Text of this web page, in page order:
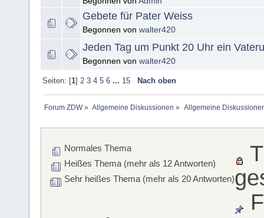
Gebete für Pater Weiss
Begonnen von walter420
Jeden Tag um Punkt 20 Uhr ein
Begonnen von walter420
Seiten: [1] 2 3 4 5 6 ... 15 Nach oben
Forum ZDW» Allgemeine Diskussionen » Allgemeine
Normales Thema
Heißes Thema (mehr als 12 Antworten)
Sehr heißes Thema (mehr als 20 Antworten)